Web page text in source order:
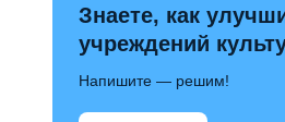
Знаете, как
учреждений
Напишите — решим!